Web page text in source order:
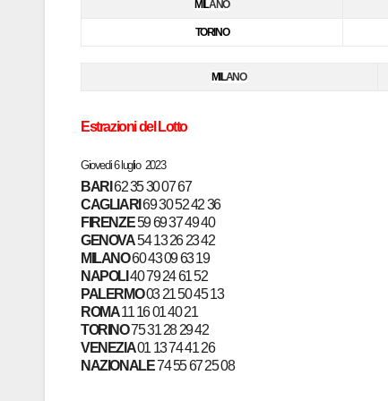
MILANO
TORINO
MILANO
Estrazioni del Lotto
Giovedi 6 luglio 2023
BARI 62 35 30 07 67
CAGLIARI 69 30 52 42 36
FIRENZE59 69 37 49 40
GENOVA54 13 26 23 42
MILANO60 43 09 63 19
NAPOLI 40 79 24 61 52
PALERMO03 21 50 45 13
ROMA11 16 01 40 21
TORINO75 31 28 29 42
VENEZIA01 13 74 41 26
NAZIONALE74 55 67 25 08